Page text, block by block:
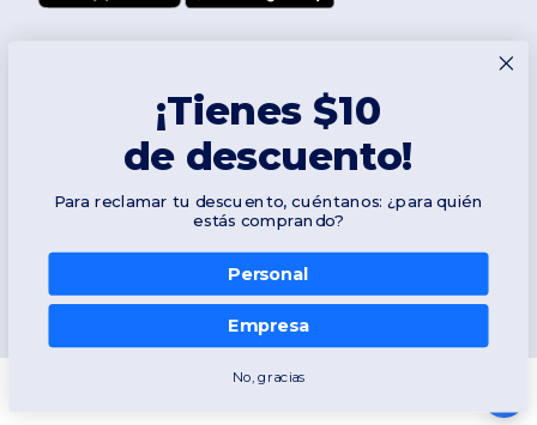
2026. Todos los derechos reservados
Términos y Condiciones|Política de personalización|Política de
Política de Cookies|Mapa del sitio
¡Tienes $10
de descuento!
Para reclamar tu descuento, cuéntanos: ¿para quién
estás comprando?
Personal
Empresa
No, gracias